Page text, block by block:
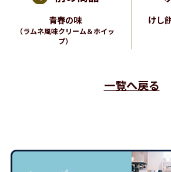
青春の味
（ラムネ風味クリーム＆ホイッ
プ）
一覧へ戻る
けし